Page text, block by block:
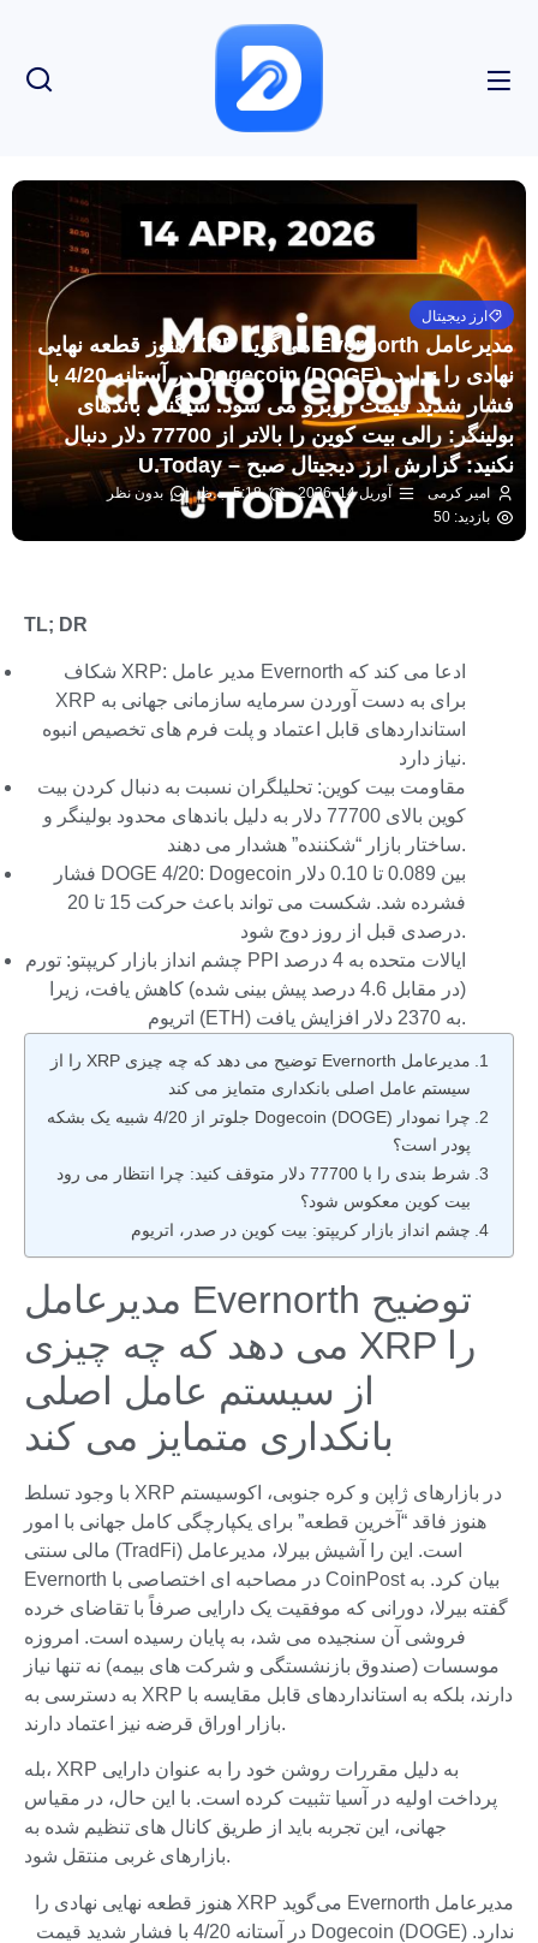
ارز دیجیتال
مدیرعامل Evernorth می‌گوید XRP هنوز قطعه نهایی
نهادی را ندارد. Dogecoin (DOGE) در آستانه 4/20 با
فشار شدید قیمت روبرو می شود. سیگنال باندهای
بولینگر: رالی بیت کوین را بالاتر از 77700 دلار دنبال
نکنید: گزارش ارز دیجیتال صبح – U.Today
امیر کرمی آوریل 14, 2026 5:18 ب.ظ
بدون نظر
بازدید: 50
TL; DR
شکاف XRP: مدیر عامل Evernorth ادعا می کند که
XRP برای به دست آوردن سرمایه سازمانی جهانی به
استانداردهای قابل اعتماد و پلت فرم های تخصیص انبوه
نیاز دارد.
مقاومت بیت کوین: تحلیلگران نسبت به دنبال کردن بیت
کوین بالای 77700 دلار به دلیل باندهای محدود بولینگر و
ساختار بازار “شکننده” هشدار می دهند.
فشار DOGE 4/20: Dogecoin بین 0.089 تا 0.10 دلار
فشرده شد. شکست می تواند باعث حرکت 15 تا 20
درصدی قبل از روز دوج شود.
چشم انداز بازار کریپتو: تورم PPI ایالات متحده به 4 درصد
(در مقابل 4.6 درصد پیش بینی شده) کاهش یافت، زیرا
اتریوم (ETH) به 2370 دلار افزایش یافت.
مدیرعامل Evernorth توضیح می دهد که چه چیزی XRP را از
سیستم عامل اصلی بانکداری متمایز می کند
چرا نمودار Dogecoin (DOGE) جلوتر از 4/20 شبیه یک بشکه
پودر است؟
شرط بندی را با 77700 دلار متوقف کنید: چرا انتظار می رود
بیت کوین معکوس شود؟
چشم انداز بازار کریپتو: بیت کوین در صدر، اتریوم
مدیرعامل Evernorth توضیح
می دهد که چه چیزی XRP را
از سیستم عامل اصلی
بانکداری متمایز می کند
با وجود تسلط XRP در بازارهای ژاپن و کره جنوبی، اکوسیستم
هنوز فاقد “آخرین قطعه” برای یکپارچگی کامل جهانی با امور
مالی سنتی (TradFi) است. این را آشیش بیرلا، مدیرعامل
Evernorth در مصاحبه ای اختصاصی با CoinPost بیان کرد. به
گفته بیرلا، دورانی که موفقیت یک دارایی صرفاً با تقاضای خرده
فروشی آن سنجیده می شد، به پایان رسیده است. امروزه
موسسات (صندوق بازنشستگی و شرکت های بیمه) نه تنها نیاز
به دسترسی به XRP دارند، بلکه به استانداردهای قابل مقایسه با
بازار اوراق قرضه نیز اعتماد دارند.
بله، XRP به دلیل مقررات روشن خود را به عنوان دارایی
پرداخت اولیه در آسیا تثبیت کرده است. با این حال، در مقیاس
جهانی، این تجربه باید از طریق کانال های تنظیم شده به
بازارهای غربی منتقل شود.
مدیرعامل Evernorth می‌گوید XRP هنوز قطعه نهایی نهادی را
ندارد. Dogecoin (DOGE) در آستانه 4/20 با فشار شدید قیمت